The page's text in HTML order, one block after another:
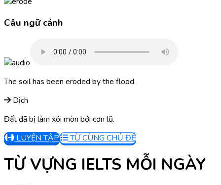
Câu ngữ cảnh
The soil has been eroded by the flood.
Dịch
Đất đã bị làm xói mòn bởi cơn lũ.
LUYỆN TẬP
TỪ CÙNG CHỦ ĐỀ
TỪ VỰNG IELTS MỖI NGÀY